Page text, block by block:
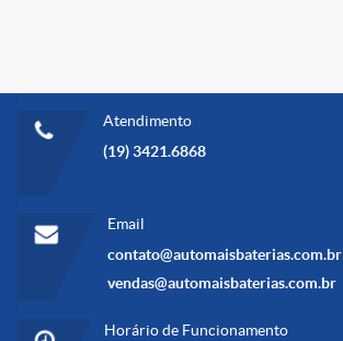
Atendimento
(19) 3421.6868
Email
contato@automaisbaterias.com.br
vendas@automaisbaterias.com.br
Horário de Funcionamento